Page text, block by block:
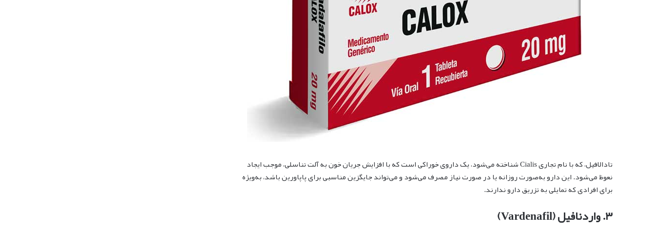
تادالافیل، که با نام تجاری Cialis شناخته می‌شود، یک داروی خوراکی است که با افزایش جریان خون به آلت تناسلی، موجب ایجاد
نعوظ می‌شود. این دارو به‌صورت روزانه یا در صورت نیاز مصرف می‌شود و می‌تواند جایگزین مناسبی برای پاپاورین باشد، به‌ویژه
برای افرادی که تمایلی به تزریق دارو ندارند.
۳. واردنافیل (Vardenafil)